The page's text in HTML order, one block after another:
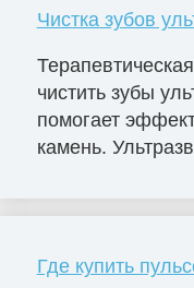
Чистка зубов
чистить зубы
помогает
камень.
Где купить